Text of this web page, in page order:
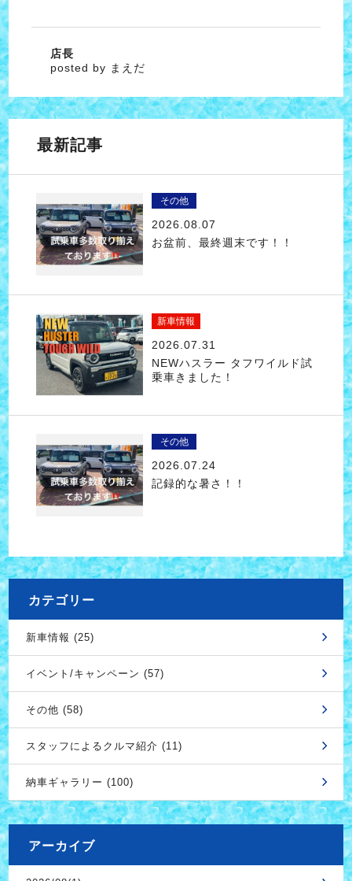
店長
posted by まえだ
最新記事
その他
2026.08.07
お盆前、最終週末です！！
新車情報
2026.07.31
NEWハスラー タフワイルド試
乗車きました！
その他
2026.07.24
記録的な暑さ！！
カテゴリー
新車情報 (25)
イベント/キャンペーン (57)
その他 (58)
スタッフによるクルマ紹介 (11)
納車ギャラリー (100)
アーカイブ